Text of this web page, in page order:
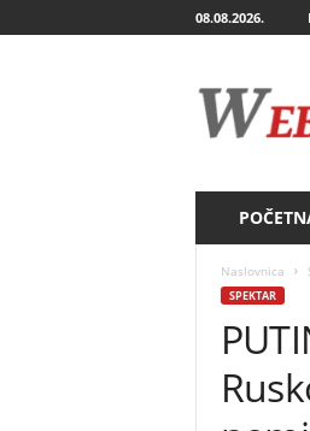
08.08.2026.
Naslovnica
SPEKTAR